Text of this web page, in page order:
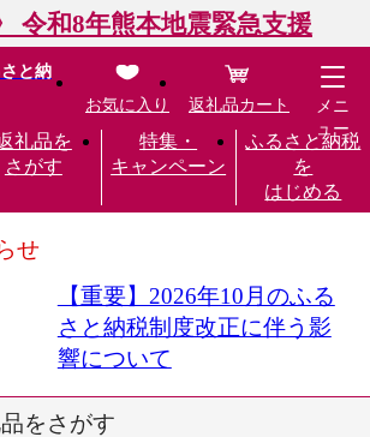
令和8年熊本地震緊急支援
と納
礼品を
さがす
特集・
キャンペーン
ふるさと納税
を
はじめる
お気に入り 返礼品カート
メニ
ュー
せ
【重要】2026年10月のふる
さと納税制度改正に伴う影
響について
をさがす